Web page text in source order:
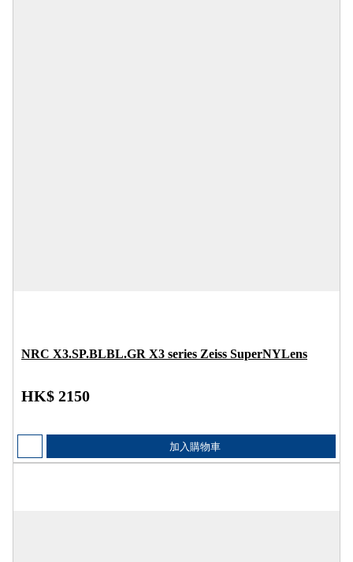
NRC X3.SP.BLBL.GR X3 series Zeiss SuperNYLens
HK$ 2150
加入購物車